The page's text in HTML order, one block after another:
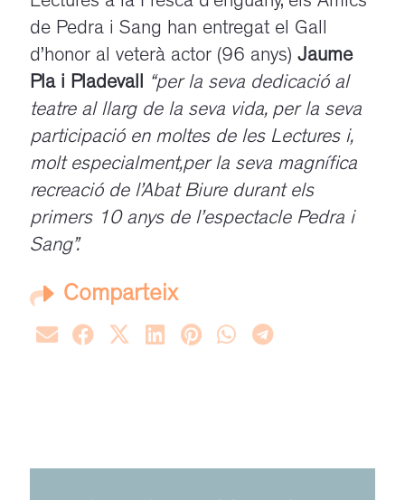
de Pedra i Sang han entregat el Gall
d’honor al veterà actor (96 anys) Jaume
Pla i Pladevall “per la seva dedicació al
teatre al llarg de la seva vida, per la seva
participació en moltes de les Lectures i,
molt especialment,per la seva magnífica
recreació de l’Abat Biure durant els
primers 10 anys de l’espectacle Pedra i
Sang”.
Comparteix